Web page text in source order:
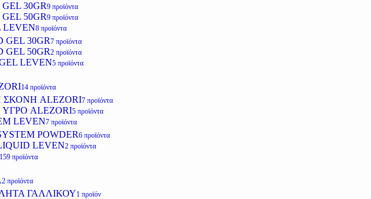
30GR9 προϊόντα
50GR9 προϊόντα
LEVEN8 προϊόντα
GEL 30GR7 προϊόντα
GEL 50GR2 προϊόντα
LEVEN5 προϊόντα
14 προϊόντα
ΣΚΟΝΗ ALEZORI7 προϊόντα
ALEZORI5 προϊόντα
LEVEN7 προϊόντα
POWDER6 προϊόντα
LEVEN2 προϊόντα
159 προϊόντα
2 προϊόντα
ΓΑΛΛΙΚΟΥ1 προϊόν